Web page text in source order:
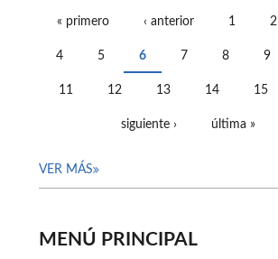
« primero ‹ anterior 1 2
4 5 6 7 8 9
11 12 13 14 15
siguiente › última »
VER MÁS
MENÚ PRINCIPAL